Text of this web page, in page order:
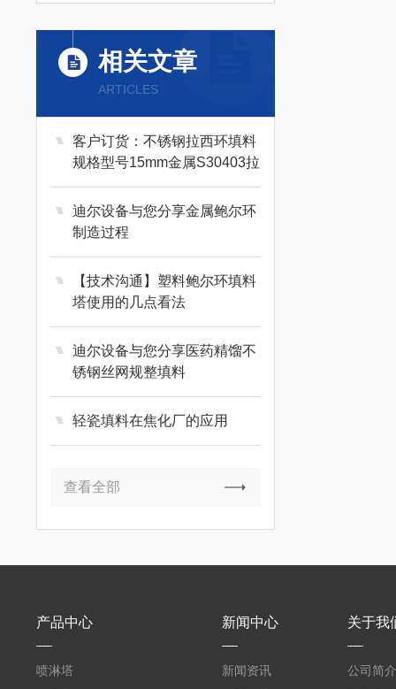
相关文章
ARTICLES
客户订货：不锈钢拉西环填料
规格型号15mm金属S30403拉
西环
迪尔设备与您分享金属鲍尔环
制造过程
【技术沟通】塑料鲍尔环填料
塔使用的几点看法
迪尔设备与您分享医药精馏不
锈钢丝网规整填料
轻瓷填料在焦化厂的应用
查看全部
产品中心
喷淋塔
新闻中心
新闻资讯
关于我
公司简介